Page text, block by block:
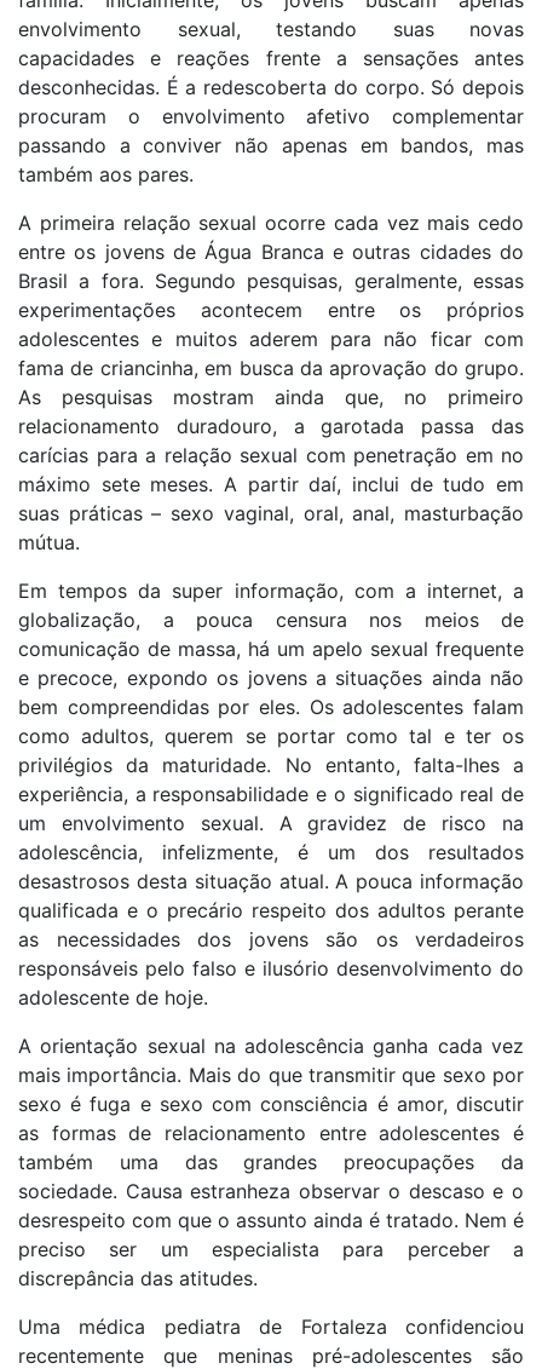
envolvimento sexual, testando suas novas
capacidades e reações frente a sensações antes
desconhecidas. É a redescoberta do corpo. Só depois
procuram o envolvimento afetivo complementar
passando a conviver não apenas em bandos, mas
também aos pares.
A primeira relação sexual ocorre cada vez mais cedo
entre os jovens de Água Branca e outras cidades do
Brasil a fora. Segundo pesquisas, geralmente, essas
experimentações acontecem entre os próprios
adolescentes e muitos aderem para não ficar com
fama de criancinha, em busca da aprovação do grupo.
As pesquisas mostram ainda que, no primeiro
relacionamento duradouro, a garotada passa das
carícias para a relação sexual com penetração em no
máximo sete meses. A partir daí, inclui de tudo em
suas práticas – sexo vaginal, oral, anal, masturbação
mútua.
Em tempos da super informação, com a internet, a
globalização, a pouca censura nos meios de
comunicação de massa, há um apelo sexual frequente
e precoce, expondo os jovens a situações ainda não
bem compreendidas por eles. Os adolescentes falam
como adultos, querem se portar como tal e ter os
privilégios da maturidade. No entanto, falta-lhes a
experiência, a responsabilidade e o significado real de
um envolvimento sexual. A gravidez de risco na
adolescência, infelizmente, é um dos resultados
desastrosos desta situação atual. A pouca informação
qualificada e o precário respeito dos adultos perante
as necessidades dos jovens são os verdadeiros
responsáveis pelo falso e ilusório desenvolvimento do
adolescente de hoje.
A orientação sexual na adolescência ganha cada vez
mais importância. Mais do que transmitir que sexo por
sexo é fuga e sexo com consciência é amor, discutir
as formas de relacionamento entre adolescentes é
também uma das grandes preocupações da
sociedade. Causa estranheza observar o descaso e o
desrespeito com que o assunto ainda é tratado. Nem é
preciso ser um especialista para perceber a
discrepância das atitudes.
Uma médica pediatra de Fortaleza confidenciou
recentemente que meninas pré-adolescentes são